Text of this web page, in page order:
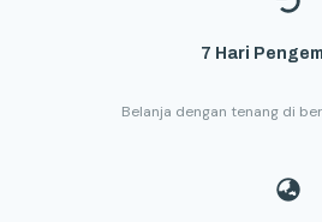
7 Hari
Belanja dengan tenang di